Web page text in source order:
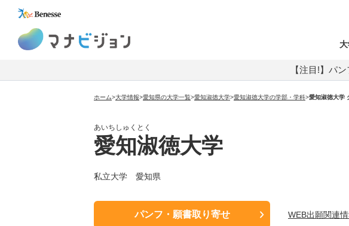
【注目!】パ
ホーム>大学情報>愛知県の大学一覧>愛知淑徳大学>愛知淑徳大学の学部・学科>愛知淑徳大学
あいちしゅくとく
愛知淑徳大学
私立大学 愛知県
パンフ・願書取り寄せ WEB出願関連